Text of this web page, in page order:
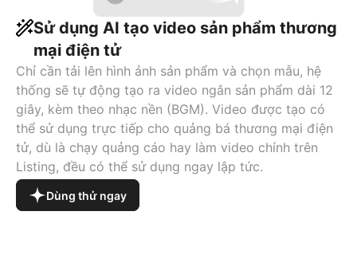
Sử dụng AI tạo video sản phẩm thương
mại điện tử
Chỉ cần tải lên hình ảnh sản phẩm và chọn mẫu, hệ
thống sẽ tự động tạo ra video ngắn sản phẩm dài 12
giây, kèm theo nhạc nền (BGM). Video được tạo có
thể sử dụng trực tiếp cho quảng bá thương mại điện
tử, dù là chạy quảng cáo hay làm video chính trên
Listing, đều có thể sử dụng ngay lập tức.
Dùng thử ngay